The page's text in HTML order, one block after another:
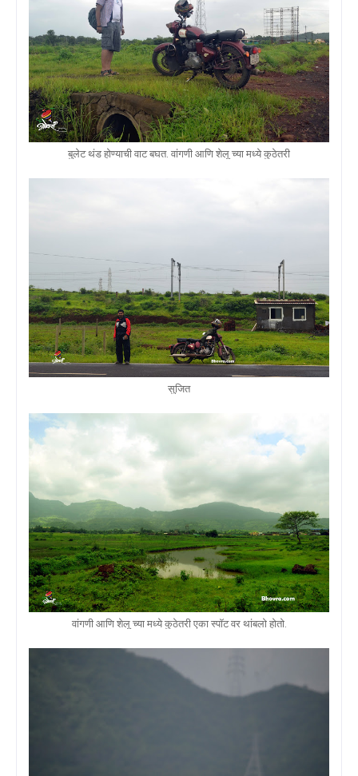
बुलेट थंड होण्याची वाट बघत. वांगणी आणि शेलू च्या मध्ये कुठेतरी
सुजित
वांगणी आणि शेलू च्या मध्ये कुठेतरी एका स्पॉट वर थांबलो होतो.